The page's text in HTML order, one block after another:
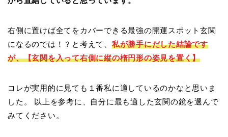
右側に置けば全てをカバーできる最強の開運スポット玄関
になるのでは！？と考えて、 私が勝手にだした結論です
が、【玄関を入って右側に縦の楕円形の姿見を置く】
コレが実用的に見ても１番私に適しているのかなと思いま
した。 以上を参考に、自分に最も適した玄関の鏡を選んで
みてください。